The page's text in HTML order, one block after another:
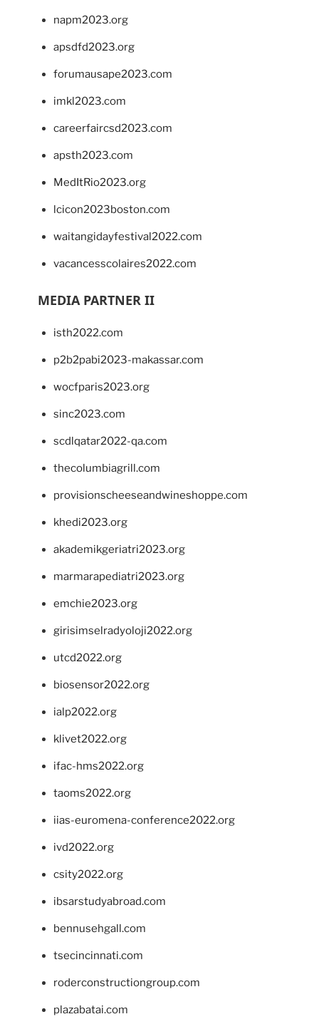
napm2023.org
apsdfd2023.org
forumausape2023.com
imkl2023.com
careerfaircsd2023.com
apsth2023.com
MedItRio2023.org
lcicon2023boston.com
waitangidayfestival2022.com
vacancesscolaires2022.com
MEDIA PARTNER II
isth2022.com
p2b2pabi2023-makassar.com
wocfparis2023.org
sinc2023.com
scdlqatar2022-qa.com
thecolumbiagrill.com
provisionscheeseandwineshoppe.com
khedi2023.org
akademikgeriatri2023.org
marmarapediatri2023.org
emchie2023.org
girisimselradyoloji2022.org
utcd2022.org
biosensor2022.org
ialp2022.org
klivet2022.org
ifac-hms2022.org
taoms2022.org
iias-euromena-conference2022.org
ivd2022.org
csity2022.org
ibsarstudyabroad.com
bennusehgall.com
tsecincinnati.com
roderconstructiongroup.com
plazabatai.com